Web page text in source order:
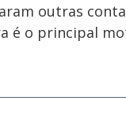
outras
é o principal